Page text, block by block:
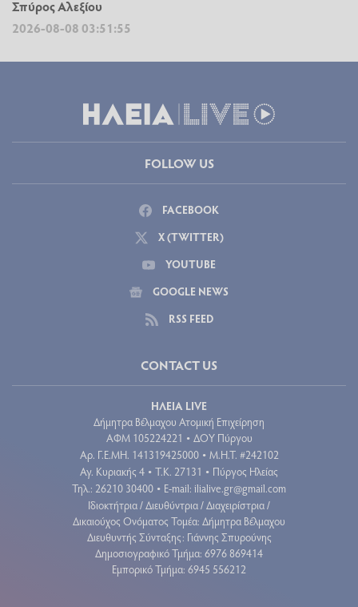
Σπύρος Αλεξίου
2026-08-08 03:51:55
FOLLOW US
FACEBOOK
X (TWITTER)
YOUTUBE
GOOGLE NEWS
RSS FEED
CONTACT US
ΗΛΕΙΑ LIVE
Δήμητρα Βέλμαχου Ατομική Επιχείρηση
ΑΦΜ 105224221 • ΔΟΥ Πύργου
Aρ. Γ.Ε.ΜΗ. 141319425000 • Μ.Η.Τ. #242102
Αγ. Κυριακής 4 • Τ.Κ. 27131 • Πύργος Ηλείας
Τηλ.: 26210 30400 • E-mail: ilialive.gr@gmail.com
Ιδιοκτήτρια / Διευθύντρια / Διαχειρίστρια /
Δικαιούχος Ονόματος Τομέα: Δήμητρα Βέλμαχου
Διευθυντής Σύνταξης: Γιάννης Σπυρούνης
Δημοσιογραφικό Τμήμα: 6976 869414
Εμπορικό Τμήμα: 6945 556212